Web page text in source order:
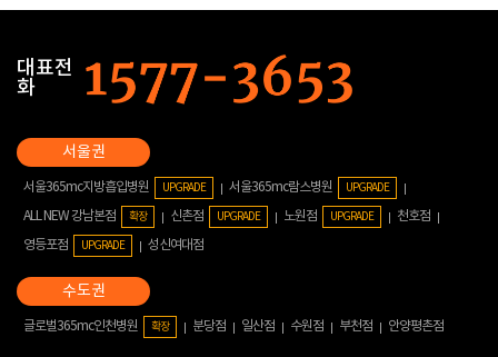
대표전
화
서울365mc지방흡입병원 UPGRADE 서울365mc람스병원 UPGRADE
ALL NEW 강남본점 확장 신촌점 UPGRADE 노원점 UPGRADE
천호점
영등포점
UPGRADE 성신여대점
글로벌365mc인천병원 확장 분당점 일산점 수원점 부천점 안양평촌점